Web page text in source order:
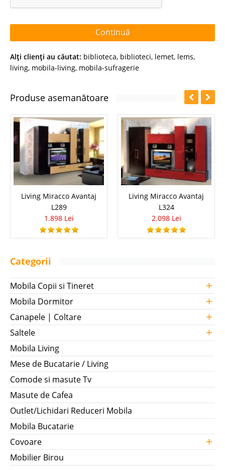
Continuă
Alţi clienţi au căutat: biblioteca, biblioteci, lemet, lems,
living, mobila-living, mobila-sufragerie
Produse asemanătoare
Living Miracco Avantaj
L289
1.898 Lei
Living Miracco Avantaj
L324
2.098 Lei
Categorii
Mobila Copii si Tineret +
Mobila Dormitor +
Canapele | Coltare +
Saltele +
Mobila Living
Mese de Bucatarie / Living
Comode si masute Tv
Masute de Cafea
Outlet/Lichidari Reduceri Mobila
Mobila Bucatarie
Covoare
+
Mobilier Birou